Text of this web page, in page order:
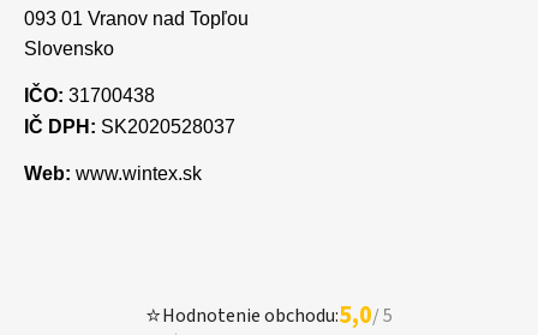
093 01 Vranov nad Topľou
Slovensko
IČO: 31700438
IČ DPH: SK2020528037
Web: www.wintex.sk
⭐Hodnotenie obchodu:5,0/ 5